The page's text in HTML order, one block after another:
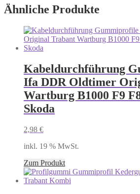
Ähnliche Produkte
Kabeldurchführung
Ifa DDR Oldtimer
Wartburg B1000 F9
Skoda
2,98 €
inkl. 19 % MwSt.
Zum Produkt